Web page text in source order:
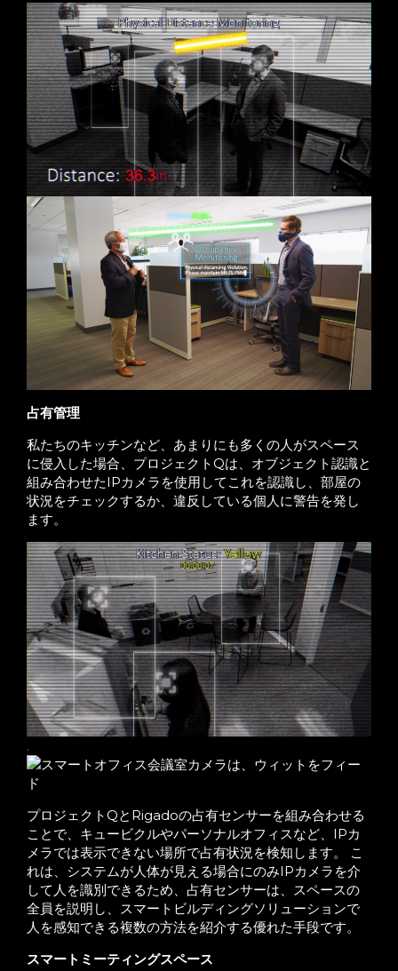
占有管理
私たちのキッチンなど、あまりにも多くの人がスペース
に侵入した場合、プロジェクトQは、オブジェクト認識と
組み合わせたIPカメラを使用してこれを認識し、部屋の
状況をチェックするか、違反している個人に警告を発し
ます。
.
プロジェクトQとRigadoの占有センサーを組み合わせる
ことで、キュービクルやパーソナルオフィスなど、IPカ
メラでは表示できない場所で占有状況を検知します。 こ
れは、システムが人体が見える場合にのみIPカメラを介
して人を識別できるため、占有センサーは、スペースの
全員を説明し、スマートビルディングソリューションで
人を感知できる複数の方法を紹介する優れた手段です。
スマートミーティングスペース